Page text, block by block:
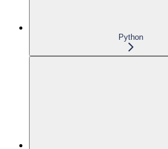
Python